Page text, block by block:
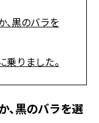
黒のバラを
りました。
、黒のバラを選